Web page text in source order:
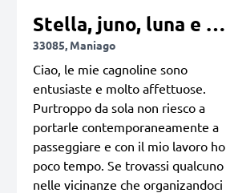
Stella, juno, luna e gaia
33085, Maniago
Ciao, le mie cagnoline sono
entusiaste e molto affettuose.
Purtroppo da sola non riesco a
portarle contemporaneamente a
passeggiare e con il mio lavoro ho
poco tempo. Se trovassi qualcuno
nelle vicinanze che organizandoci